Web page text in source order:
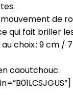
de
qui fait briller
choix : 9 cm / 7
caoutchouc.